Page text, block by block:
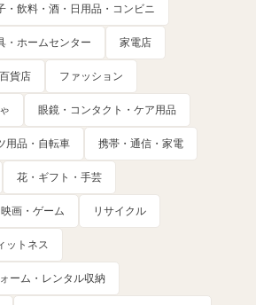
・飲料・酒・日用品・コンビニ
・ホームセンター 家電店
貨店 ファッション
眼鏡・コンタクト・ケア用品
用品・自転車 携帯・通信・家電
花・ギフト・手芸
画・ゲーム リサイクル
ットネス
ーム・レンタル収納